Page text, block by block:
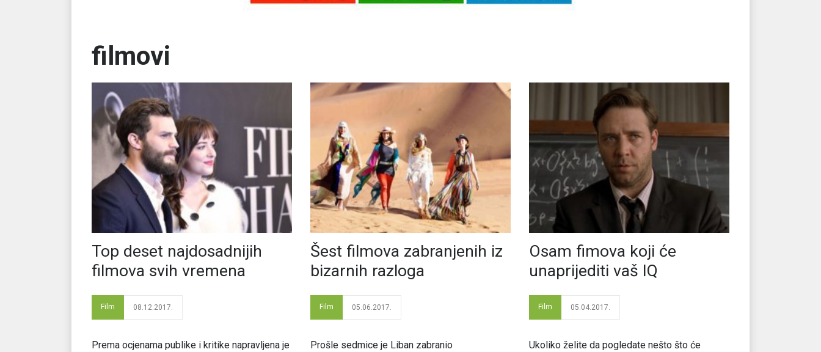
filmovi
Top deset najdosadnijih
filmova svih vremena
Film 08.12.2017.
Prema ocjenama publike i kritike napravljena je
Šest filmova zabranjenih iz
bizarnih razloga
Film 05.06.2017.
Prošle sedmice je Liban zabranio
Osam fimova koji će
unaprijediti vaš IQ
Film 05.04.2017.
Ukoliko želite da pogledate nešto što će